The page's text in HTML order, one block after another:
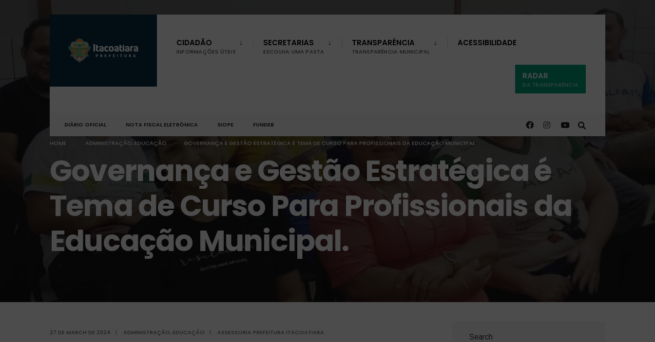
CIDADÃO
INFORMAÇÕES ÚTEIS
SECRETARIAS
ESCOLHA UMA PASTA
TRANSPARÊNCIA
TRANSPARÊNCIA MUNICIPAL
ACESSIBILIDADE
RADAR
DA TRANSPARÊNCIA
DIÁRIO OFICIAL NOTA FISCAL ELETRÔNICA SIOPE FUNDEB
HOME ADMINISTRAÇÃO, EDUCAÇÃO GOVERNANÇA E GESTÃO ESTRATÉGICA É TEMA DE CURSO PARA PROFISSIONAIS DA EDUCAÇÃO MUNICIPAL.
Governança e Gestão Estratégica é
Tema de Curso Para Profissionais da
Educação Municipal.
27 DE MARCH DE 2024 | ADMINISTRAÇÃO, EDUCAÇÃO | ASSESSORIA PREFEITURA ITACOATIARA Search